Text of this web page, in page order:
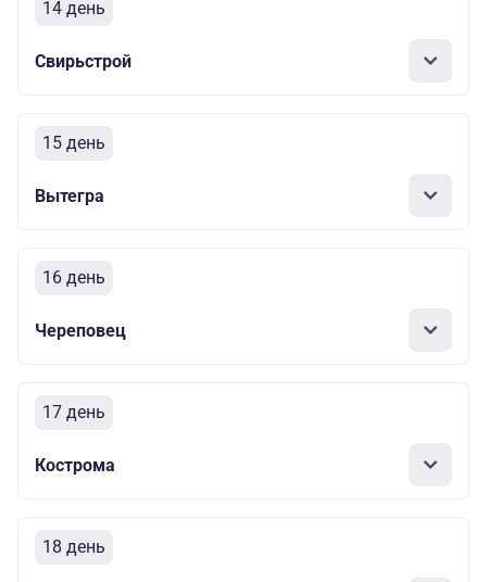
14 день
Свирьстрой
15 день
Вытегра
16 день
Череповец
17 день
Кострома
18 день